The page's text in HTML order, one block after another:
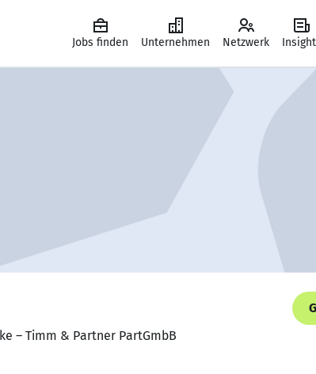
Jobs finden Unternehmen Netzwerk
– Timm & Partner PartGmbB